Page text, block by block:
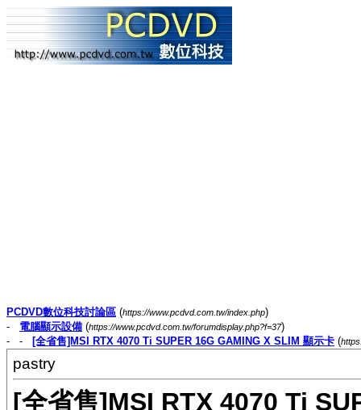
PCDVD數位科技討論區 (https://www.pcdvd.com.tw/index.php)
- 電腦顯示設備 (https://www.pcdvd.com.tw/forumdisplay.php?f=37)
- -
[全省售]MSI RTX 4070 Ti SUPER 16G GAMING X SLIM 顯示卡 (
pastry
[全省售]MSI RTX 4070 Ti